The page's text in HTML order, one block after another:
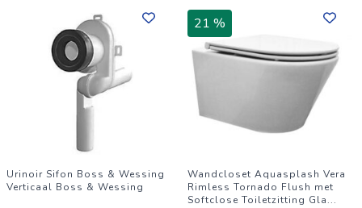
Urinoir Sifon Boss & Wessing
Verticaal Boss & Wessing
21 %
Wandcloset Aquasplash Vera
Rimless Tornado Flush met
Softclose Toiletzitting Gla...